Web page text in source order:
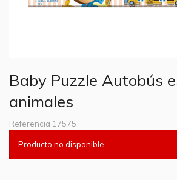
Baby Puzzle Autobús
animales
Referencia 17575
Producto no disponible